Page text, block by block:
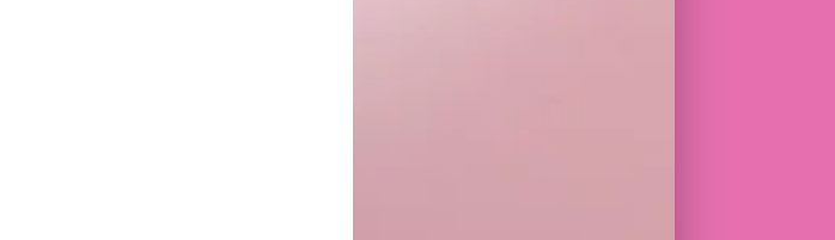
nécessiter une adaptation aux spécificités du CLIENT. La
ou de défaut d’adaptation.
d’autres sites ou sources d’information externes.